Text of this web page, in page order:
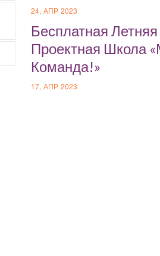
24, АПР 2023
Бесплатная Летняя
Проектная Школа
Команда!»
17, АПР 2023